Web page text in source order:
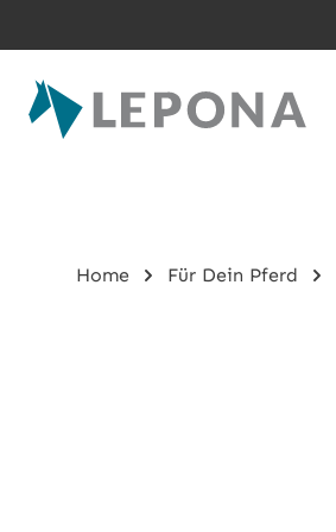
Home Für Dein Pferd